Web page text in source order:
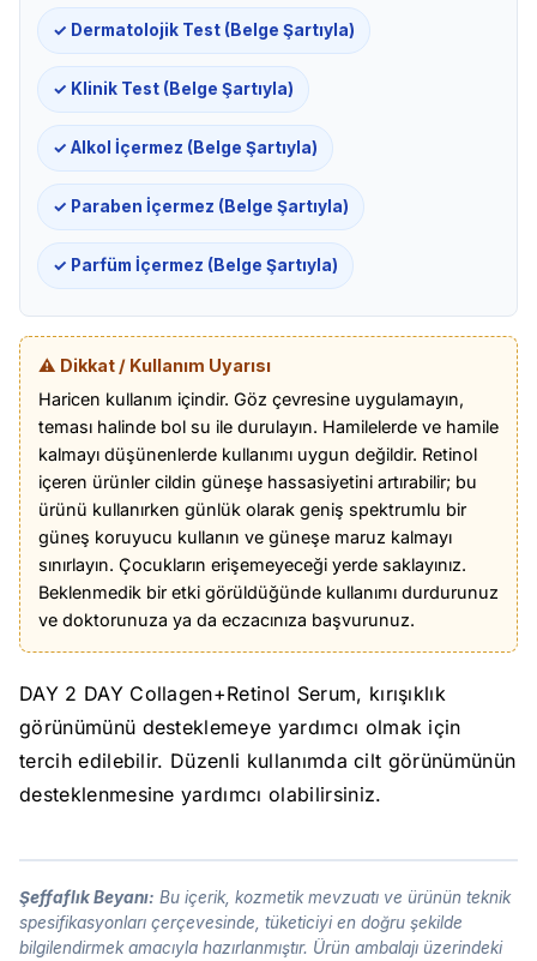
✓ Dermatolojik Test (Belge Şartıyla)
✓ Klinik Test (Belge Şartıyla)
✓ Alkol İçermez (Belge Şartıyla)
✓ Paraben İçermez (Belge Şartıyla)
✓ Parfüm İçermez (Belge Şartıyla)
⚠️ Dikkat / Kullanım Uyarısı
Haricen kullanım içindir. Göz çevresine uygulamayın,
teması halinde bol su ile durulayın. Hamilelerde ve hamile
kalmayı düşünenlerde kullanımı uygun değildir. Retinol
içeren ürünler cildin güneşe hassasiyetini artırabilir; bu
ürünü kullanırken günlük olarak geniş spektrumlu bir
güneş koruyucu kullanın ve güneşe maruz kalmayı
sınırlayın. Çocukların erişemeyeceği yerde saklayınız.
Beklenmedik bir etki görüldüğünde kullanımı durdurunuz
ve doktorunuza ya da eczacınıza başvurunuz.
DAY 2 DAY Collagen+Retinol Serum, kırışıklık
görünümünü desteklemeye yardımcı olmak için
tercih edilebilir. Düzenli kullanımda cilt görünümünün
desteklenmesine yardımcı olabilirsiniz.
Şeffaflık Beyanı: Bu içerik, kozmetik mevzuatı ve ürünün teknik
spesifikasyonları çerçevesinde, tüketiciyi en doğru şekilde
bilgilendirmek amacıyla hazırlanmıştır. Ürün ambalajı üzerindeki